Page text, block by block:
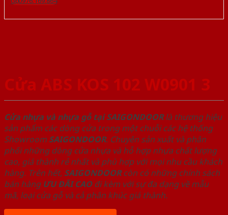
Cửa ABS KOS 102 W0901 3
Cửa nhựa và nhựa gỗ tại SAIGONDOORlà thương hiệu
sản phẩm các dòng cửa trong một chuỗi các hệ thống
Showroom SAIGONDOOR. Chuyên sản xuất và phân
phối những dòng cửa nhựa và hỗ hợp nhựa chất lượng
cao, giá thành rẻ nhất và phù hợp với mọi nhu cầu khách
hàng. Trên hết, SAIGONDOORcòn có những chính sách
bán hàng ƯU ĐÃI CAOđi kèm với sự đa dạng về mẫu
mã, loại cửa gỗ và cả phân khúc giá thành.